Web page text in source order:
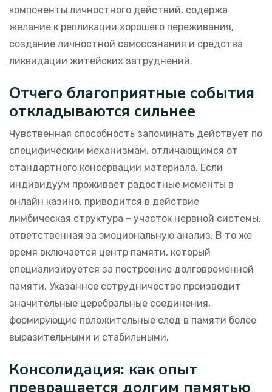
компоненты личностного действий, содержа
желание к репликации хорошего переживания,
создание личностной самосознания и средства
ликвидации житейских затруднений.
Отчего благоприятные события
откладываются сильнее
Чувственная способность запоминать действует по
специфическим механизмам, отличающимся от
стандартного консервации материала. Если
индивидуум проживает радостные моменты в
онлайн казино, приводится в действие
лимбическая структура – участок нервной системы,
ответственная за эмоциональную анализ. В то же
время включается центр памяти, который
специализируется за построение долговременной
памяти. Указанное сотрудничество производит
значительные церебральные соединения,
формирующие положительные след в памяти более
выразительными и стабильными.
Консолидация: как опыт
превращается долгим памятью